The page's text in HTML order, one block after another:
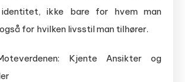
ikke bare for hvem man
for hvilken livsstil man tilhører.
Kjente Ansikter og